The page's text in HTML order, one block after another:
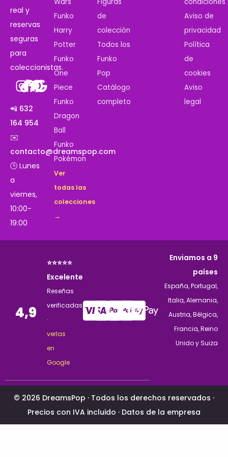
real y
reservas
seguras
para
coleccionistas.
📲 632
164 954
✉️
contacto@dreamspop.com
🕒 Lunes
a
viernes,
10:00-
19:00
Funko
Harry
Potter
Funko
One
Piece
Funko
Dragon
Ball
Funko
Pokémon
Ver
todas las
colecciones
→
de
colección
Todos los
Funko
Pop
Catálogo
completo
Aviso de
privacidad
Política
de
cookies
Aviso
legal
4,9
⭐⭐⭐⭐⭐
Excelente
Reseñas
verificadas
·
verlas
en
Google
Enviamos a 9
países
España, Portugal,
Italia, Alemania,
Austria, Bélgica,
Francia, Reino
Unido y Suiza
© 2026 DreamsPop · Todos los derechos reservados ·
Precios con IVA incluido · Datos de la empresa